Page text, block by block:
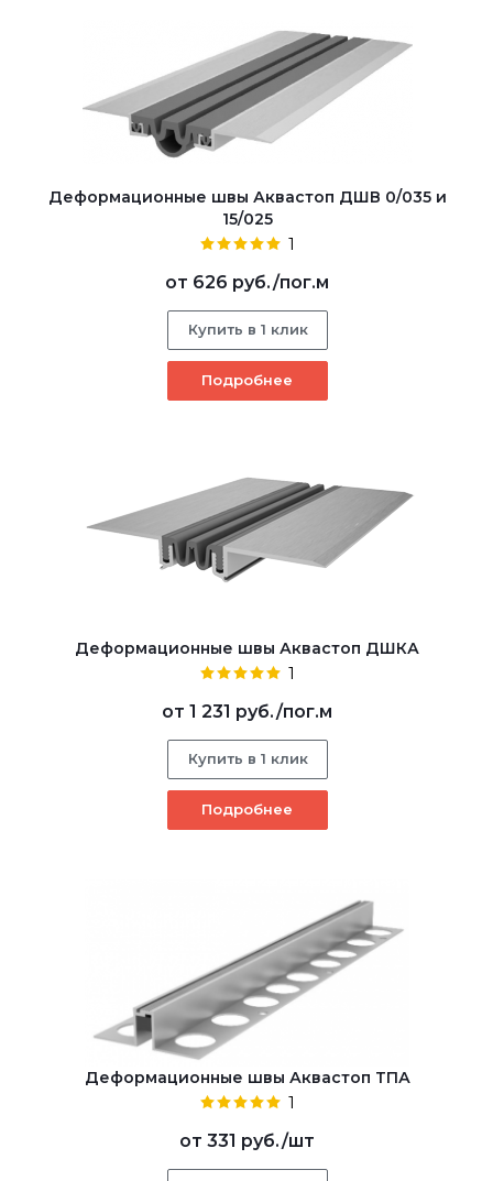
Деформационные швы Аквастоп ДШВ 0/035 и
15/025
1
от 626 руб./пог.м
Купить в 1 клик
Подробнее
Деформационные швы Аквастоп ДШКА
1
от 1 231 руб./пог.м
Купить в 1 клик
Подробнее
Деформационные швы Аквастоп ТПА
1
от 331 руб./шт